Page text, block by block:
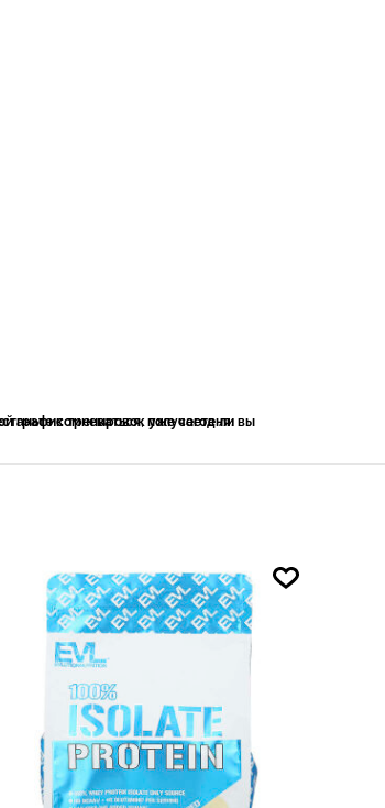
порошок SNAP Supplement в свой график тренировок уже сегодня.